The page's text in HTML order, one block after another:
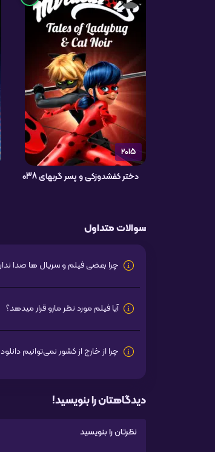
2015
دختر کفشدوزکی و پسر گربهای 038
سوالات متداول
چرا بعضی فیلم و سریال ها صدا
آیا فیلم مورد نظر مارو قرار میدهد؟
چرا از خارج از کشور نمی‌توانیم
دیدگاهتان را بنویسید!